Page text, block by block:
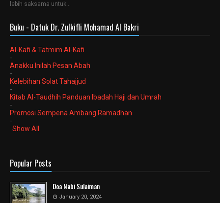
lebih saksama untuk…
Buku - Datuk Dr. Zulkifli Mohamad Al Bakri
Al-Kafi & Tatmim Al-Kafi
-
Anakku Inilah Pesan Abah
-
Kelebihan Solat Tahajjud
-
Kitab Al-Taudhih Panduan Ibadah Haji dan Umrah
-
Promosi Sempena Ambang Ramadhan
-
Show All
Popular Posts
Doa Nabi Sulaiman
January 20, 2024